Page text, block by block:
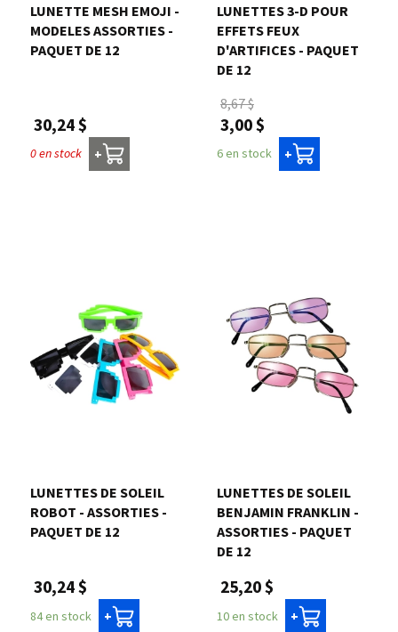
LUNETTE MESH EMOJI -
MODELES ASSORTIES -
PAQUET DE 12
30,24 $
0 en stock +
LUNETTES 3-D POUR
EFFETS FEUX
D'ARTIFICES - PAQUET
DE 12
3,00 $
8,67 $
6 en stock +
LUNETTES DE SOLEIL
ROBOT - ASSORTIES -
PAQUET DE 12
30,24 $
84 en stock +
LUNETTES DE SOLEIL
BENJAMIN FRANKLIN -
ASSORTIES - PAQUET
DE 12
25,20 $
10 en stock +